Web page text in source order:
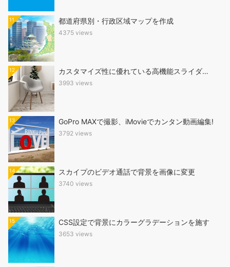
11 都道府県別・行政区域マップを作成
4375 views
12 カスタマイズ性に優れている高機能スライダ…
3993 views
13 GoPro MAXで撮影、iMovieでカンタン動画編集!
3792 views
14 スカイプのビデオ通話で背景を画像に変更
3740 views
15 CSS設定で背景にカラーグラデーションを施す
3653 views